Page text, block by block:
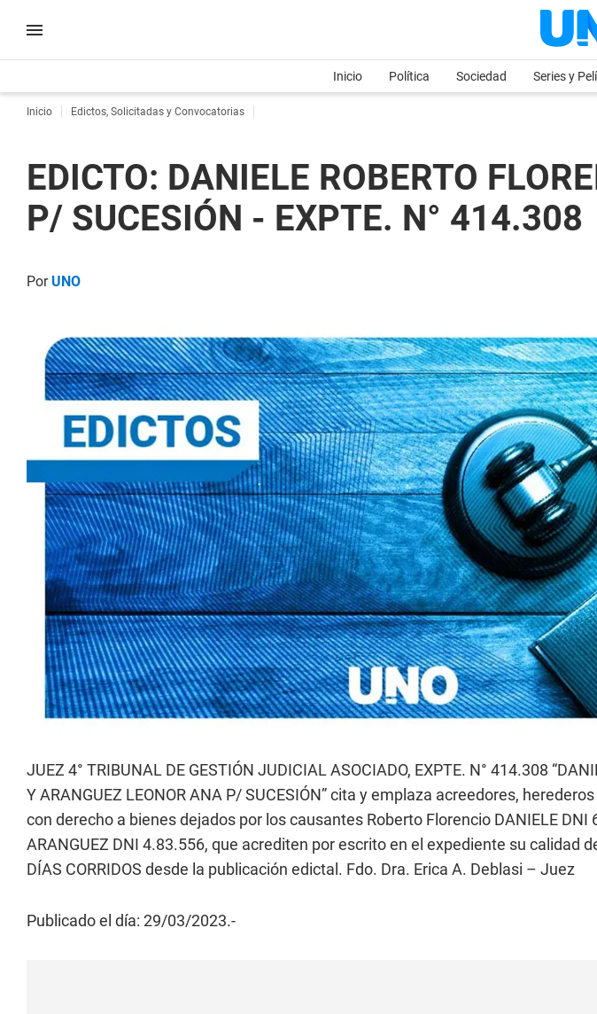
Inicio Política Sociedad Series y
Inicio Edictos, Solicitadas y Convocatorias
EDICTO: DANIELE ROBERTO
P/ SUCESIÓN - EXPTE. N° 414.308
PorUNO
JUEZ 4° TRIBUNAL DE GESTIÓN JUDICIAL ASOCIADO, EXPTE. N° 414.308
Y ARANGUEZ LEONOR ANA P/ SUCESIÓN” cita y emplaza acreedores,
con derecho a bienes dejados por los causantes Roberto Florencio DANIELE DNI
ARANGUEZ DNI 4.83.556, que acrediten por escrito en el expediente su calidad
DÍAS CORRIDOS desde la publicación edictal. Fdo. Dra. Erica A. Deblasi – Juez
Publicado el día: 29/03/2023.-